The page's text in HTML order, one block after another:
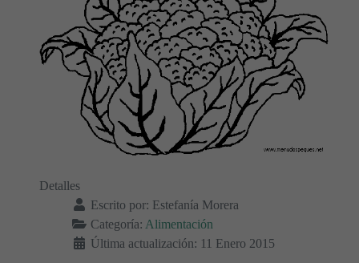
Detalles
Escrito por: Estefanía Morera
Categoría: Alimentación
Última actualización: 11 Enero 2015